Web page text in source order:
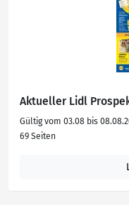
Aktueller Lidl
Gültig vom 03.08 bis
69 Seiten